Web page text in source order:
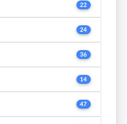
22
24
36
14
47